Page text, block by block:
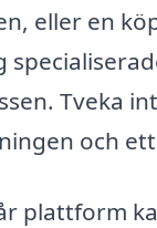
eller en
Tveka
och
plattform